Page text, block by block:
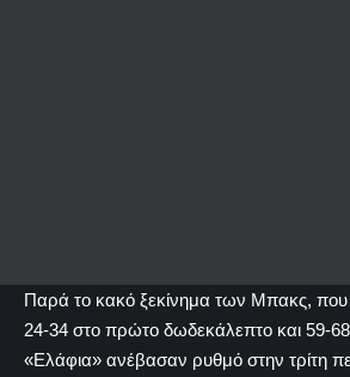
Παρά το κακό ξεκίνημα των Μπακς,
24-34 στο πρώτο δωδεκάλεπτο και 59-
«Ελάφια» ανέβασαν ρυθμό στην τρίτη